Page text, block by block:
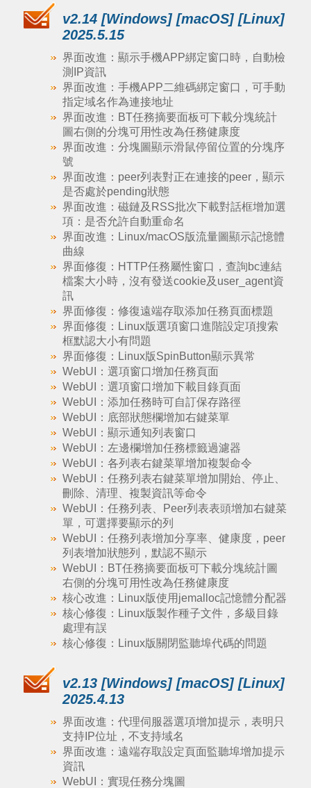
v2.14 [Windows] [macOS] [Linux]
2025.5.15
界面改進：顯示手機APP綁定窗口時，自動檢
測IP資訊
界面改進：手機APP二維碼綁定窗口，可手動
指定域名作為連接地址
界面改進：BT任務摘要面板可下載分塊統計
圖右側的分塊可用性改為任務健康度
界面改進：分塊圖顯示滑鼠停留位置的分塊序
號
界面改進：peer列表對正在連接的peer，顯示
是否處於pending狀態
界面改進：磁鏈及RSS批次下載對話框增加選
項：是否允許自動重命名
界面改進：Linux/macOS版流量圖顯示記憶體
曲線
界面修復：HTTP任務屬性窗口，查詢bc連結
檔案大小時，沒有發送cookie及user_agent資
訊
界面修復：修復遠端存取添加任務頁面標題
界面修復：Linux版選項窗口進階設定項搜索
框默認大小有問題
界面修復：Linux版SpinButton顯示異常
WebUI：選項窗口增加任務頁面
WebUI：選項窗口增加下載目錄頁面
WebUI：添加任務時可自訂保存路徑
WebUI：底部狀態欄增加右鍵菜單
WebUI：顯示通知列表窗口
WebUI：左邊欄增加任務標籤過濾器
WebUI：各列表右鍵菜單增加複製命令
WebUI：任務列表右鍵菜單增加開始、停止、
刪除、清理、複製資訊等命令
WebUI：任務列表、Peer列表表頭增加右鍵菜
單，可選擇要顯示的列
WebUI：任務列表增加分享率、健康度，peer
列表增加狀態列，默認不顯示
WebUI：BT任務摘要面板可下載分塊統計圖
右側的分塊可用性改為任務健康度
核心改進：Linux版使用jemalloc記憶體分配器
核心修復：Linux版製作種子文件，多級目錄
處理有誤
核心修復：Linux版關閉監聽埠代碼的問題
v2.13 [Windows] [macOS] [Linux]
2025.4.13
界面改進：代理伺服器選項增加提示，表明只
支持IP位址，不支持域名
界面改進：遠端存取設定頁面監聽埠增加提示
資訊
WebUI：實現任務分塊圖